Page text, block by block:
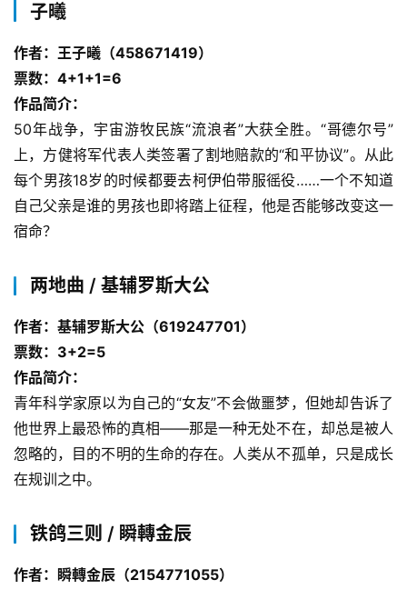
子曦
作者：王子曦（458671419）
票数：4+1+1=6
作品简介：
50年战争，宇宙游牧民族“流浪者”大获全胜。“哥德尔号”
上，方健将军代表人类签署了割地赔款的“和平协议”。从此
每个男孩18岁的时候都要去柯伊伯带服徭役……一个不知道
自己父亲是谁的男孩也即将踏上征程，他是否能够改变这一
宿命？
两地曲 / 基辅罗斯大公
作者：基辅罗斯大公（619247701）
票数：3+2=5
作品简介：
青年科学家原以为自己的“女友”不会做噩梦，但她却告诉了
他世界上最恐怖的真相——那是一种无处不在，却总是被人
忽略的，目的不明的生命的存在。人类从不孤单，只是成长
在规训之中。
铁鸽三则 / 瞬轉金辰
作者：瞬轉金辰（2154771055）